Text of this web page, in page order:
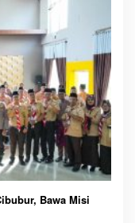
Bawa Misi